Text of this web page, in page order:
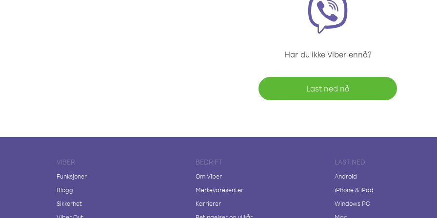
Har du ikke Viber ennå?
Last ned nå
VIBER
Funksjoner
Blogg
Sikkerhet
BEDRIFT
Om Viber
Merkevaresenter
Karrierer
LAST NED
Android
iPhone & iPad
Windows PC